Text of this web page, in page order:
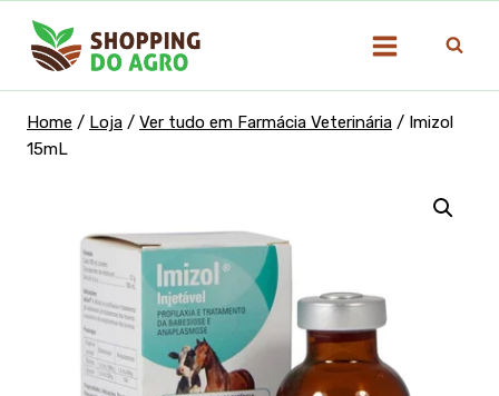
para
Home / Loja / Ver tudo em Farmácia Veterinária / Imizol
15mL